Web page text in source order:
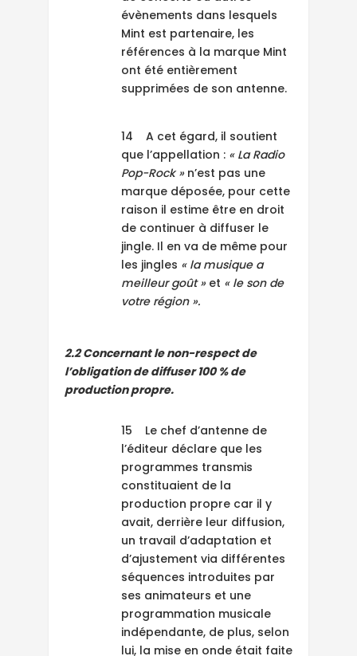
évènements dans lesquels
Mint est partenaire, les
références à la marque Mint
ont été entièrement
supprimées de son antenne.
14 A cet égard, il soutient
que l’appellation : « La Radio
Pop-Rock »n’est pas une
marque déposée, pour cette
raison il estime être en droit
de continuer à diffuser le
jingle. Il en va de même pour
les jingles « la musique a
meilleur goût »et « le son de
votre région ».
2.2 Concernant le non-respect de
l’obligation de diffuser 100 % de
production propre.
15 Le chef d’antenne de
l’éditeur déclare que les
programmes transmis
constituaient de la
production propre car il y
avait, derrière leur diffusion,
un travail d’adaptation et
d’ajustement via différentes
séquences introduites par
ses animateurs et une
programmation musicale
indépendante, de plus, selon
lui, la mise en onde était faite